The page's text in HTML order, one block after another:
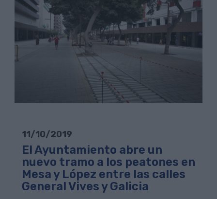
11/10/2019
El Ayuntamiento abre un
nuevo tramo a los peatones en
Mesa y López entre las calles
General Vives y Galicia